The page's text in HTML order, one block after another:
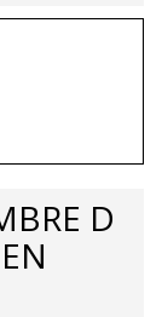
D